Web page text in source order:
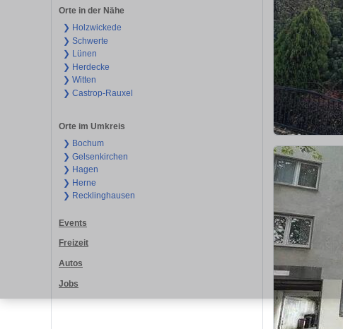
Orte in der Nähe
❯ Holzwickede
❯ Schwerte
❯ Lünen
❯ Herdecke
❯ Witten
❯ Castrop-Rauxel
Orte im Umkreis
❯ Bochum
❯ Gelsenkirchen
❯ Hagen
❯ Herne
❯ Recklinghausen
Events
Freizeit
Autos
Jobs